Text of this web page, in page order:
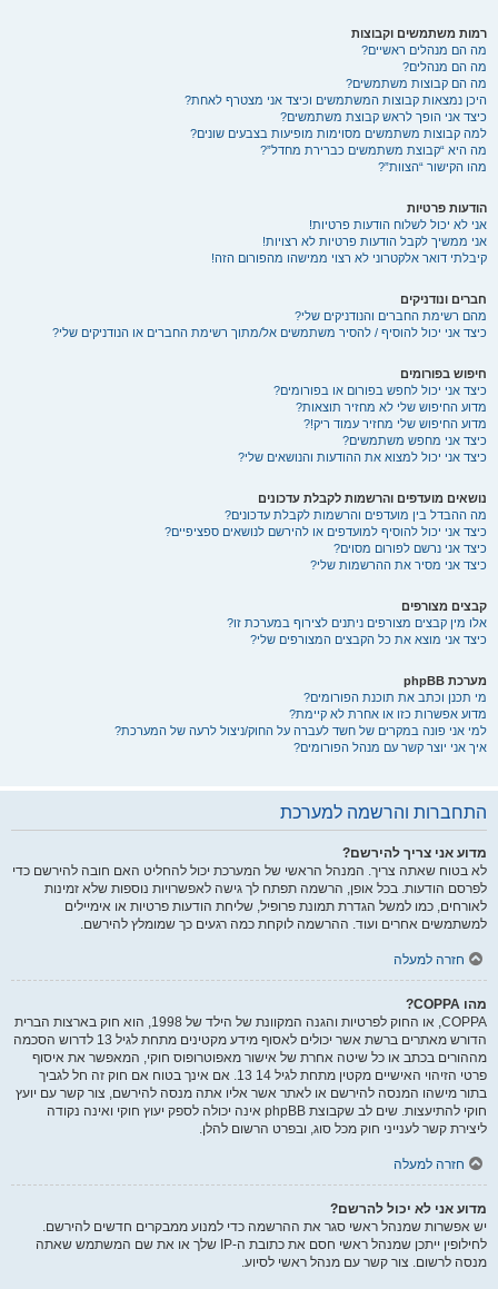
רמות משתמשים וקבוצות
מה הם מנהלים ראשיים?
מה הם מנהלים?
מה הם קבוצות משתמשים?
היכן נמצאות קבוצות המשתמשים וכיצד אני מצטרף לאחת?
כיצד אני הופך לראש קבוצת משתמשים?
למה קבוצות משתמשים מסוימות מופיעות בצבעים שונים?
מה היא “קבוצת משתמשים כברירת מחדל”?
מהו הקישור “הצוות”?
הודעות פרטיות
אני לא יכול לשלוח הודעות פרטיות!
אני ממשיך לקבל הודעות פרטיות לא רצויות!
קיבלתי דואר אלקטרוני לא רצוי ממישהו מהפורום הזה!
חברים ונודניקים
מהם רשימת החברים והנודניקים שלי?
כיצד אני יכול להוסיף / להסיר משתמשים אל/מתוך רשימת החברים או הנודניקים שלי?
חיפוש בפורומים
כיצד אני יכול לחפש בפורום או בפורומים?
מדוע החיפוש שלי לא מחזיר תוצאות?
מדוע החיפוש שלי מחזיר עמוד ריק!?
כיצד אני מחפש משתמשים?
כיצד אני יכול למצוא את ההודעות והנושאים שלי?
נושאים מועדפים והרשמות לקבלת עדכונים
מה ההבדל בין מועדפים והרשמות לקבלת עדכונים?
כיצד אני יכול להוסיף למועדפים או להירשם לנושאים ספציפיים?
כיצד אני נרשם לפורום מסוים?
כיצד אני מסיר את ההרשמות שלי?
קבצים מצורפים
אלו מין קבצים מצורפים ניתנים לצירוף במערכת זו?
כיצד אני מוצא את כל הקבצים המצורפים שלי?
מערכת phpBB
מי תכנן וכתב את תוכנת הפורומים?
מדוע אפשרות כזו או אחרת לא קיימת?
למי אני פונה במקרים של חשד לעברה על החוק/ניצול לרעה של המערכת?
איך אני יוצר קשר עם מנהל הפורומים?
התחברות והרשמה למערכת
מדוע אני צריך להירשם?
לא בטוח שאתה צריך. המנהל הראשי של המערכת יכול להחליט האם חובה להירשם כדי
לפרסם הודעות. בכל אופן, הרשמה תפתח לך גישה לאפשרויות נוספות שלא זמינות
לאורחים, כמו למשל הגדרת תמונת פרופיל, שליחת הודעות פרטיות או אימיילים
למשתמשים אחרים ועוד. ההרשמה לוקחת כמה רגעים כך שמומלץ להירשם.
חזרה למעלה
מהו COPPA?
COPPA, או החוק לפרטיות והגנה המקוונת של הילד של 1998, הוא חוק בארצות הברית
הדורש מאתרים ברשת אשר יכולים לאסוף מידע מקטינים מתחת לגיל 13 לדרוש הסכמה
מההורים בכתב או כל שיטה אחרת של אישור מאפוטרופוס חוקי, המאפשר את איסוף
פרטי הזיהוי האישיים מקטין מתחת לגיל 14 13. אם אינך בטוח אם חוק זה חל לגביך
בתור מישהו המנסה להירשם או לאתר אשר אליו אתה מנסה להירשם, צור קשר עם יועץ
חוקי להתיעצות. שים לב שקבוצת phpBB אינה יכולה לספק יעוץ חוקי ואינה נקודה
ליצירת קשר לענייני חוק מכל סוג, ובפרט הרשום להלן.
חזרה למעלה
מדוע אני לא יכול להרשם?
יש אפשרות שמנהל ראשי סגר את ההרשמה כדי למנוע ממבקרים חדשים להירשם.
לחילופין ייתכן שמנהל ראשי חסם את כתובת ה-IP שלך או את שם המשתמש שאתה
מנסה לרשום. צור קשר עם מנהל ראשי לסיוע.